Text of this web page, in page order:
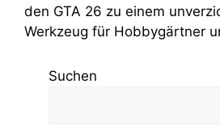
den GTA 26 zu einem
Werkzeug für Hobbygärtner
Suchen